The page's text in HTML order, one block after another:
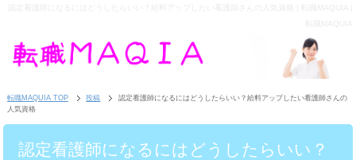
転職MAQUIA TOP 投稿
認定看護師になるにはどうしたらいい？給料アップしたい看護師さんの
人気資格
認定看護師になるにはどうしたらいい？